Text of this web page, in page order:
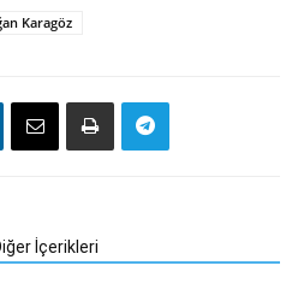
Karagöz
İçerikleri